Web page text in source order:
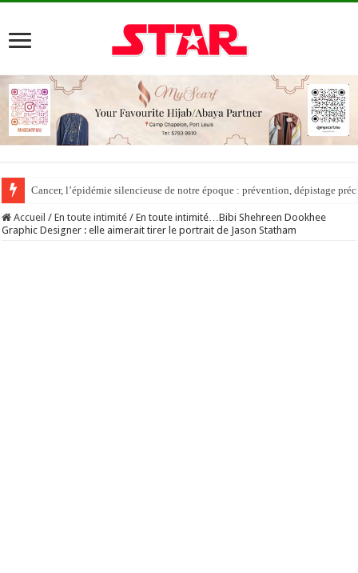
Cancer, l’épidémie silencieuse de notre époque : prévention, dépistage
DÉCRYPTAGE DES JUGEMENTS (PARTIE IV) – Waqf : Quelle procédure
Accueil / En toute intimité / En toute intimité…Bibi Shehreen Dookhee
Graphic Designer : elle aimerait tirer le portrait de Jason Statham